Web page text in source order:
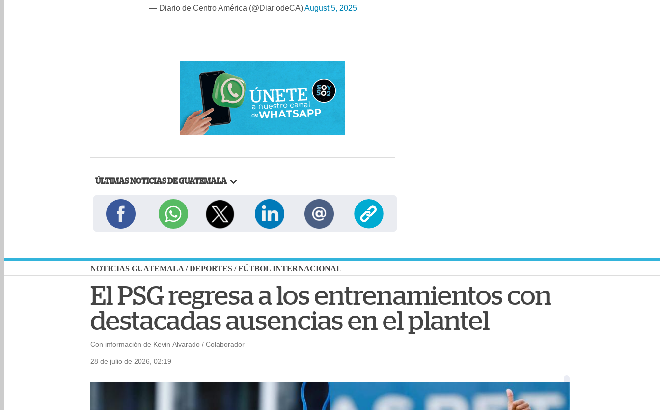
— Diario de Centro América (@DiariodeCA)August 5, 2025
ÚLTIMAS NOTICIAS DE GUATEMALA
NOTICIAS GUATEMALA /DEPORTES /FÚTBOL INTERNACIONAL
El PSG regresa a los entrenamientos con
destacadas ausencias en el plantel
Con información de Kevin Alvarado / Colaborador
28 de julio de 2026, 02:19